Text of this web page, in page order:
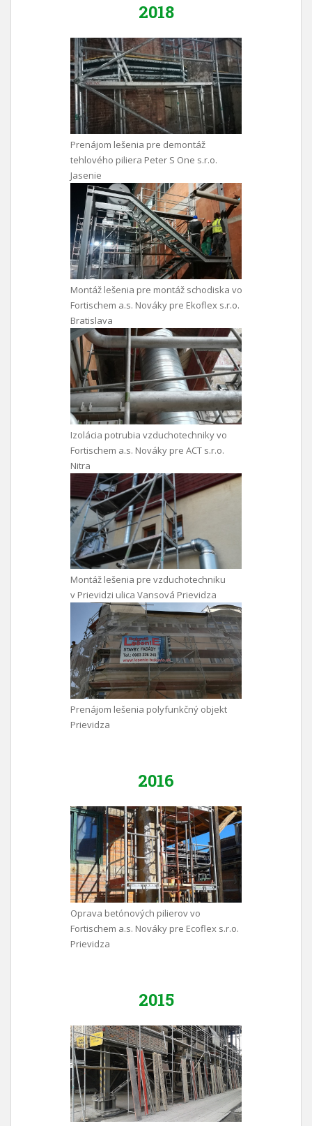
2018
Prenájom lešenia pre demontáž
tehlového piliera Peter S One s.r.o.
Jasenie
Montáž lešenia pre montáž schodiska vo
Fortischem a.s. Nováky pre Ekoflex s.r.o.
Bratislava
Izolácia potrubia vzduchotechniky vo
Fortischem a.s. Nováky pre ACT s.r.o.
Nitra
Montáž lešenia pre vzduchotechniku
v Prievidzi ulica Vansová Prievidza
Prenájom lešenia polyfunkčný objekt
Prievidza
2016
Oprava betónových pilierov vo
Fortischem a.s. Nováky pre Ecoflex s.r.o.
Prievidza
2015